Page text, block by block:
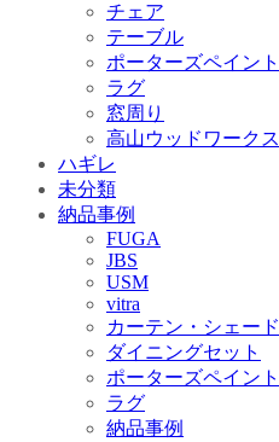
チェア
テーブル
ポーターズペイント
ラグ
窓周り
高山ウッドワークス
ハギレ
未分類
納品事例
FUGA
JBS
USM
vitra
カーテン・シェード
ダイニングセット
ポーターズペイント
ラグ
納品事例